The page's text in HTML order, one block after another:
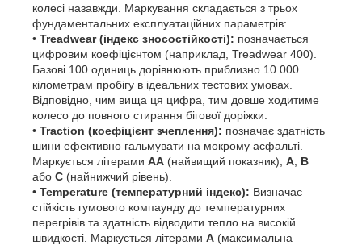
колесі назавжди. Маркування складається з трьох
фундаментальних експлуатаційних параметрів:
• Treadwear (індекс зносостійкості): позначається
цифровим коефіцієнтом (наприклад, Treadwear 400).
Базові 100 одиниць дорівнюють приблизно 10 000
кілометрам пробігу в ідеальних тестових умовах.
Відповідно, чим вища ця цифра, тим довше ходитиме
колесо до повного стирання бігової доріжки.
• Traction (коефіцієнт зчеплення): позначає здатність
шини ефективно гальмувати на мокрому асфальті.
Маркується літерами AA (найвищий показник), A B
або C (найнижчий рівень).
• Temperature (температурний індекс): Визначає
стійкість гумового компаунду до температурних
перегрівів та здатність відводити тепло на високій
швидкості. Маркується літерами A (максимальна